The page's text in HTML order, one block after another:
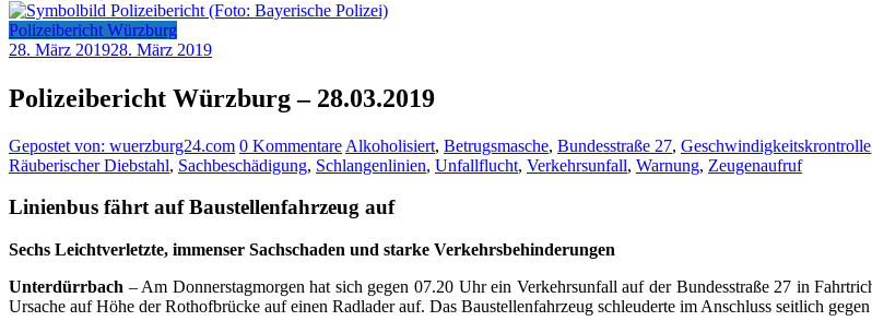
Polizeibericht Würzburg
28. März 201928. März 2019
Polizeibericht Würzburg – 28.03.2019
Gepostet von: wuerzburg24.com 0 Kommentare Alkoholisiert, Betrugsmasche, Bundesstraße 27, Geschwindigkeitskrontrolle
Räuberischer Diebstahl, Sachbeschädigung, Schlangenlinien, Unfallflucht, Verkehrsunfall, Warnung, Zeugenaufruf
Linienbus fährt auf Baustellenfahrzeug auf
Sechs Leichtverletzte, immenser Sachschaden und starke Verkehrsbehinderungen
Unterdürrbach – Am Donnerstagmorgen hat sich gegen 07.20 Uhr ein Verkehrsunfall auf der Bundesstraße 27 in
Ursache auf Höhe der Rothofbrücke auf einen Radlader auf. Das Baustellenfahrzeug schleuderte im Anschluss seitlich